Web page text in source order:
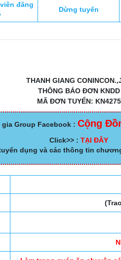
đăng
Dừng tuyển
THANH GIANG
THÔNG BÁO ĐƠN KNDD
MÃ ĐƠN TUYỂN: KN4275
Group Facebook : Cộng
Click>> : TẠI ĐÂY
dụng và các thông tin